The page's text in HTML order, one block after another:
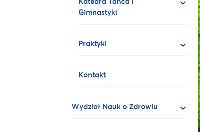
Gimnastyki
Praktyki
Kontakt
Wydział Nauk o Zdrowiu